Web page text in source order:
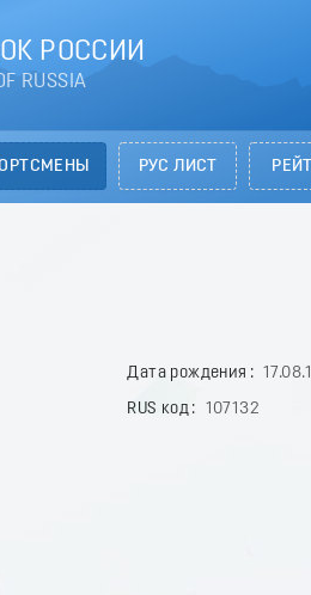
РОССИИ
RUSSIA
РУС ЛИСТ
Дата рождения
RUS код 107132